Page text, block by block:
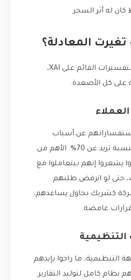
كان له أثر السحر.
تغيرت المعادلة؟
بعد تطبيق نظام التفسيرات القائم على XAI،
على كل الأصعدة.
عن أسباب
الرفض انخفضت بنسبة تزيد عن 70%. الأهم من
يشعروا إنهم بيتعاملوا مع
حتى لو انرفض طلبهم.
كشريك بحاول يساعدهم،
غامضة.
التنظيمية
التنظيمية، ما راحوا بإيدهم
نظام كامل لتوليد التقارير.